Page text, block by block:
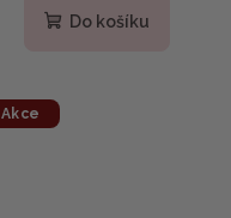
Do košíku
Akce